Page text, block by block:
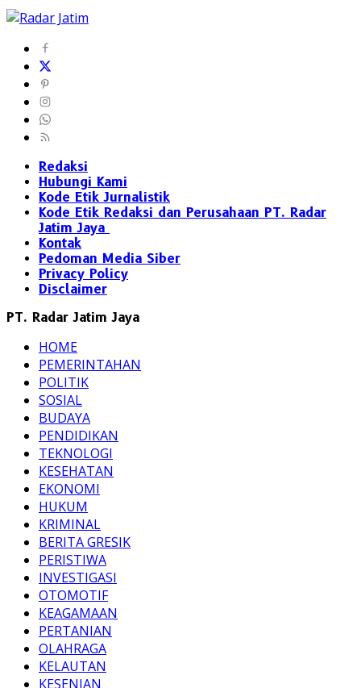
Redaksi
Hubungi Kami
Kode Etik Jurnalistik
Kode Etik Redaksi dan Perusahaan PT. Radar
Jatim Jaya
Kontak
Pedoman Media Siber
Privacy Policy
Disclaimer
PT. Radar Jatim Jaya
HOME
PEMERINTAHAN
POLITIK
SOSIAL
BUDAYA
PENDIDIKAN
TEKNOLOGI
KESEHATAN
EKONOMI
HUKUM
KRIMINAL
BERITA GRESIK
PERISTIWA
INVESTIGASI
OTOMOTIF
KEAGAMAAN
PERTANIAN
OLAHRAGA
KELAUTAN
KESENIAN